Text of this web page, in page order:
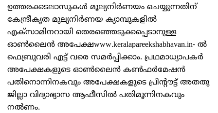
ഉത്തരക്കടലാസുകള്‍ മൂല്യനിര്‍ണയം ചെയ്യുന്നതിന്
കേന്ദ്രീകൃത മൂല്യനിര്‍ണയ ക്യാമ്പുകളില്‍
എക്‌സാമിനറായി തെരഞ്ഞെടുക്കപ്പെടാനുള്ള
ഓണ്‍ലൈന്‍ അപേക്ഷwww.keralapareekshabhavan.in- ല്‍
ഫെബ്രുവരി എട്ട് വരെ സമര്‍പ്പിക്കാം. പ്രഥമാധ്യാപകര്‍
അപേക്ഷകളുടെ ഓണ്‍ലൈന്‍ കണ്‍ഫര്‍മേഷന്‍
പതിനൊന്നിനകവും അപേക്ഷകളുടെ പ്രിന്റൗട്ട് അതതു
ജില്ലാ വിദ്യാഭ്യാസ ആഫീസില്‍ പതിമൂന്നിനകവും
നല്‍ണം.